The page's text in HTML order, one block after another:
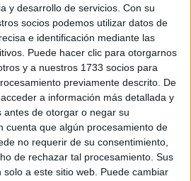
y desarrollo de servicios. Con su
socios podemos utilizar datos de
e identificación mediante las
Puede hacer clic para otorgarnos
y a nuestros 1733 socios para
previamente descrito. De
a información más detallada y
de otorgar o negar su
cuenta que algún procesamiento de
no requerir de su consentimiento,
de rechazar tal procesamiento. Sus
a este sitio web. Puede cambiar
seguridad de cara a la Semana
Gobierno en Ceuta han
comunicado de prensa que la
la Semana Santa “conlleva la
serie de medidas que la
Estado y la Ciudad Autónoma
marcha”.